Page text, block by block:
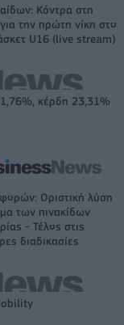
Κόντρα στη
την πρώτη νίκη στο
U16 (live stream)
κέρδη 23,31%
Οριστική λύση
των πινακίδων
- Τέλος στις
διαδικασίες